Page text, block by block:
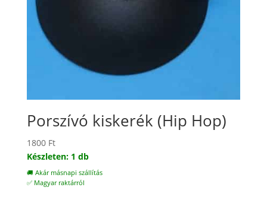
Porszívó kiskerék (Hip Hop)
1800 Ft
Készleten: 1 db
🚚 Akár másnapi szállítás
✅ Magyar raktárról